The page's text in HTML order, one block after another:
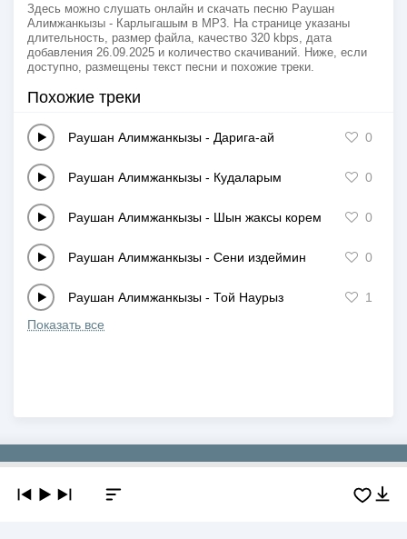
Здесь можно слушать онлайн и скачать песню Раушан
Алимжанкызы - Карлыгашым в MP3. На странице указаны
длительность, размер файла, качество 320 kbps, дата
добавления 26.09.2025 и количество скачиваний. Ниже, если
доступно, размещены текст песни и похожие треки.
Похожие треки
Раушан Алимжанкызы - Дарига-ай 0
Раушан Алимжанкызы - Кудаларым 0
Раушан Алимжанкызы - Шын жаксы корем 0
Раушан Алимжанкызы - Сени издеймин 0
Раушан Алимжанкызы - Той Наурыз
1
Показать все